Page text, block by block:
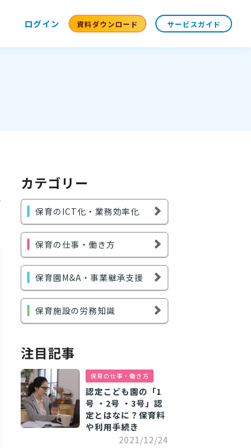
ログイン 資料ダウンロード サービスガイド
カテゴリー
保育のICT化・業務効率化
保育の仕事・働き方
保育園M&A・事業継承支援
保育施設の労務知識
注目記事
保育の仕事・働き方
認定こども園の「1
号 ・2号 ・3号」認
定とはなに？保育料
や利用手続き
2021/12/24